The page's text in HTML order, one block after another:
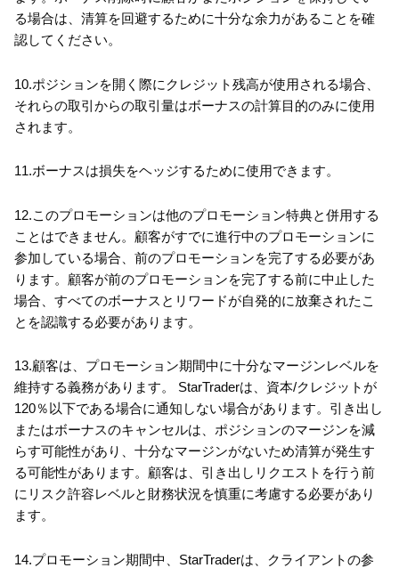
る場合は、清算を回避するために十分な余力があることを確
認してください。
10.ポジションを開く際にクレジット残高が使用される場合、
それらの取引からの取引量はボーナスの計算目的のみに使用
されます。
11.ボーナスは損失をヘッジするために使用できます。
12.このプロモーションは他のプロモーション特典と併用する
ことはできません。顧客がすでに進行中のプロモーションに
参加している場合、前のプロモーションを完了する必要があ
ります。顧客が前のプロモーションを完了する前に中止した
場合、すべてのボーナスとリワードが自発的に放棄されたこ
とを認識する必要があります。
13.顧客は、プロモーション期間中に十分なマージンレベルを
維持する義務があります。 StarTraderは、資本/クレジットが
120％以下である場合に通知しない場合があります。引き出し
またはボーナスのキャンセルは、ポジションのマージンを減
らす可能性があり、十分なマージンがないため清算が発生す
る可能性があります。顧客は、引き出しリクエストを行う前
にリスク許容レベルと財務状況を慎重に考慮する必要があり
ます。
14.プロモーション期間中、StarTraderは、クライアントの参